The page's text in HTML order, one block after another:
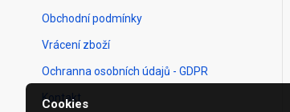
Obchodní podmínky
Vrácení zboží
Ochranna osobních údajů - GDPR
Kontakt
Cookies